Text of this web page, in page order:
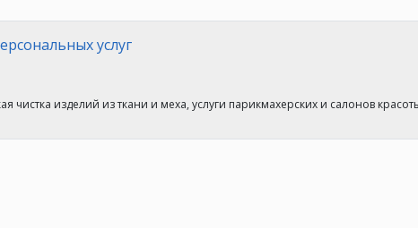
услуг
чистка изделий из ткани и меха, услуги парикмахерских и салонов